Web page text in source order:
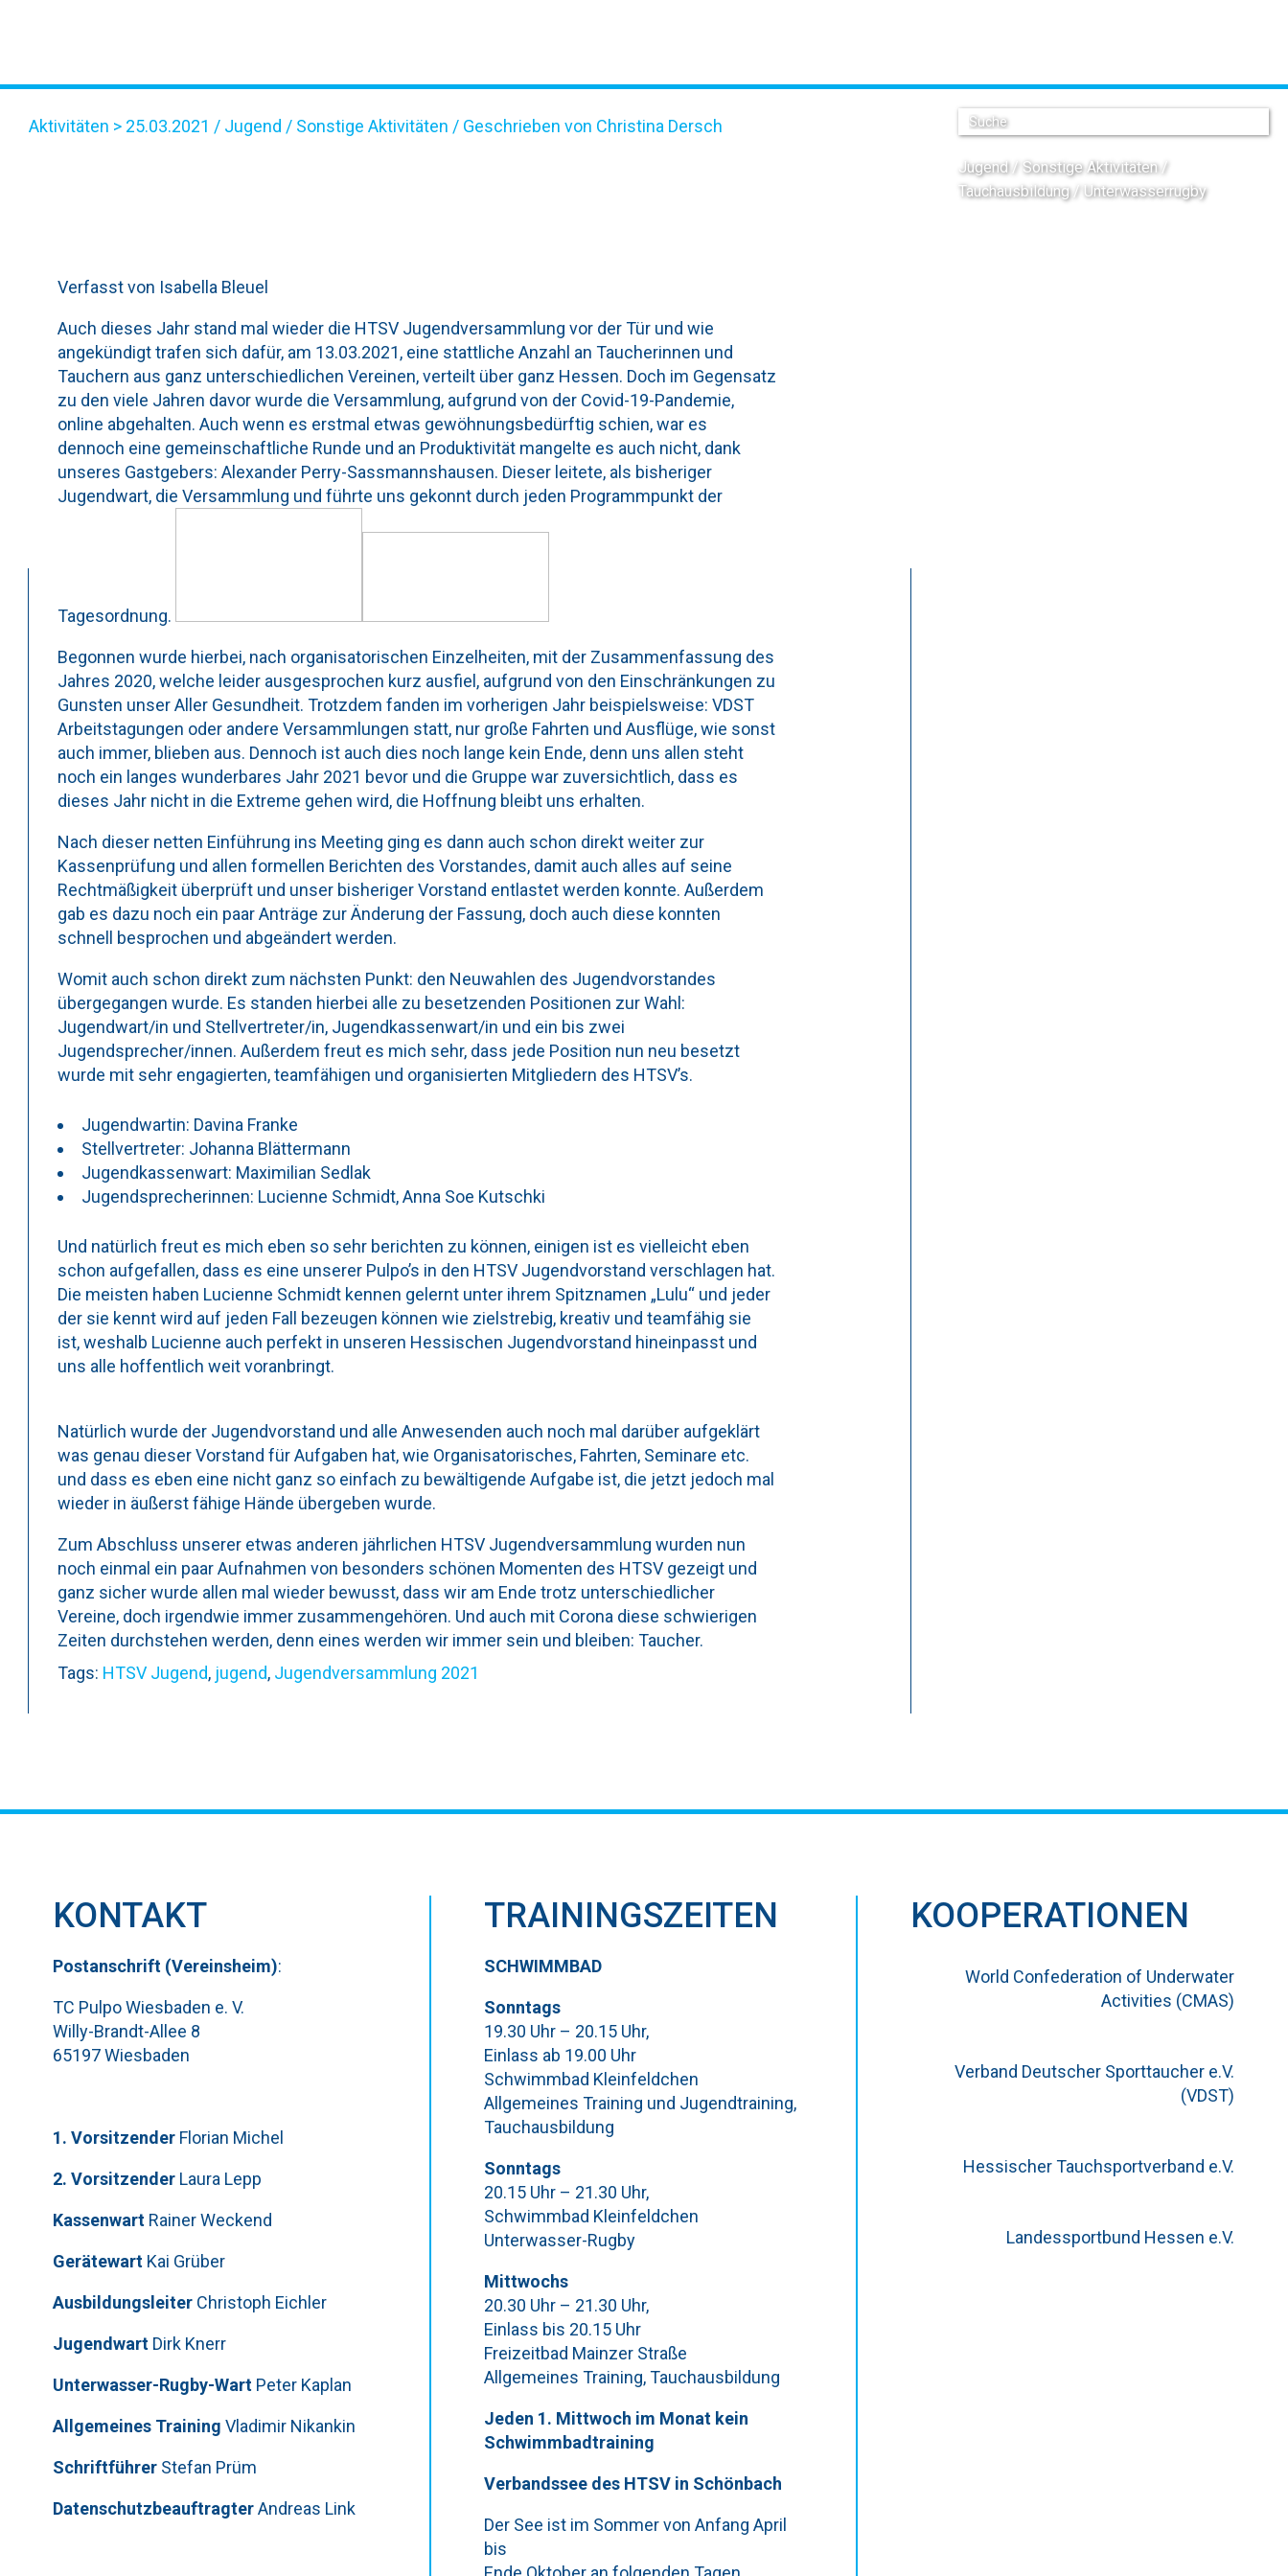
Aktivitäten > 25.03.2021 / Jugend / Sonstige Aktivitäten / Geschrieben von Christina Dersch
Verfasst von Isabella Bleuel
Auch dieses Jahr stand mal wieder die HTSV Jugendversammlung vor der Tür und wie
angekündigt trafen sich dafür, am 13.03.2021, eine stattliche Anzahl an Taucherinnen und
Tauchern aus ganz unterschiedlichen Vereinen, verteilt über ganz Hessen. Doch im Gegensatz
zu den viele Jahren davor wurde die Versammlung, aufgrund von der Covid-19-Pandemie,
online abgehalten. Auch wenn es erstmal etwas gewöhnungsbedürftig schien, war es
dennoch eine gemeinschaftliche Runde und an Produktivität mangelte es auch nicht, dank
unseres Gastgebers: Alexander Perry-Sassmannshausen. Dieser leitete, als bisheriger
Jugendwart, die Versammlung und führte uns gekonnt durch jeden Programmpunkt der
Tagesordnung.
Begonnen wurde hierbei, nach organisatorischen Einzelheiten, mit der Zusammenfassung des
Jahres 2020, welche leider ausgesprochen kurz ausfiel, aufgrund von den Einschränkungen zu
Gunsten unser Aller Gesundheit. Trotzdem fanden im vorherigen Jahr beispielsweise: VDST
Arbeitstagungen oder andere Versammlungen statt, nur große Fahrten und Ausflüge, wie sonst
auch immer, blieben aus. Dennoch ist auch dies noch lange kein Ende, denn uns allen steht
noch ein langes wunderbares Jahr 2021 bevor und die Gruppe war zuversichtlich, dass es
dieses Jahr nicht in die Extreme gehen wird, die Hoffnung bleibt uns erhalten.
Nach dieser netten Einführung ins Meeting ging es dann auch schon direkt weiter zur
Kassenprüfung und allen formellen Berichten des Vorstandes, damit auch alles auf seine
Rechtmäßigkeit überprüft und unser bisheriger Vorstand entlastet werden konnte. Außerdem
gab es dazu noch ein paar Anträge zur Änderung der Fassung, doch auch diese konnten
schnell besprochen und abgeändert werden.
Womit auch schon direkt zum nächsten Punkt: den Neuwahlen des Jugendvorstandes
übergegangen wurde. Es standen hierbei alle zu besetzenden Positionen zur Wahl:
Jugendwart/in und Stellvertreter/in, Jugendkassenwart/in und ein bis zwei
Jugendsprecher/innen. Außerdem freut es mich sehr, dass jede Position nun neu besetzt
wurde mit sehr engagierten, teamfähigen und organisierten Mitgliedern des HTSV’s.
Jugendwartin: Davina Franke
Stellvertreter: Johanna Blättermann
Jugendkassenwart: Maximilian Sedlak
Jugendsprecherinnen: Lucienne Schmidt, Anna Soe Kutschki
Und natürlich freut es mich eben so sehr berichten zu können, einigen ist es vielleicht eben
schon aufgefallen, dass es eine unserer Pulpo’s in den HTSV Jugendvorstand verschlagen hat.
Die meisten haben Lucienne Schmidt kennen gelernt unter ihrem Spitznamen „Lulu“ und jeder
der sie kennt wird auf jeden Fall bezeugen können wie zielstrebig, kreativ und teamfähig sie
ist, weshalb Lucienne auch perfekt in unseren Hessischen Jugendvorstand hineinpasst und
uns alle hoffentlich weit voranbringt.
Natürlich wurde der Jugendvorstand und alle Anwesenden auch noch mal darüber aufgeklärt
was genau dieser Vorstand für Aufgaben hat, wie Organisatorisches, Fahrten, Seminare etc.
und dass es eben eine nicht ganz so einfach zu bewältigende Aufgabe ist, die jetzt jedoch mal
wieder in äußerst fähige Hände übergeben wurde.
Zum Abschluss unserer etwas anderen jährlichen HTSV Jugendversammlung wurden nun
noch einmal ein paar Aufnahmen von besonders schönen Momenten des HTSV gezeigt und
ganz sicher wurde allen mal wieder bewusst, dass wir am Ende trotz unterschiedlicher
Vereine, doch irgendwie immer zusammengehören. Und auch mit Corona diese schwierigen
Zeiten durchstehen werden, denn eines werden wir immer sein und bleiben: Taucher.
Tags: HTSV Jugend, jugend, Jugendversammlung 2021
Jugend
Sonstige Aktivitäten
Tauchausbildung
Unterwasserrugby
KONTAKT
Postanschrift (Vereinsheim):
TC Pulpo Wiesbaden e. V.
Willy-Brandt-Allee 8
65197 Wiesbaden
1. Vorsitzender Florian Michel
Bitte lasse dieses Feld leer.
Bitte beweise, dass du kein Spambot
2. Vorsitzender Laura Lepp
Bitte lasse dieses Feld leer.
Kassenwart Rainer Weckend
Gerätewart Kai Grüber
Telefon: 0179-5300111
Ausbildungsleiter Christoph Eichler
Jugendwart Dirk Knerr
Unterwasser-Rugby-Wart Peter Kaplan
Allgemeines Training Vladimir Nikankin
Schriftführer Stefan Prüm
DatenschutzbeauftragterAndreas Link
TRAININGSZEITEN
SCHWIMMBAD
Sonntags
19.30 Uhr – 20.15 Uhr,
Einlass ab 19.00 Uhr
Schwimmbad Kleinfeldchen
Allgemeines Training und Jugendtraining,
Tauchausbildung
Sonntags
20.15 Uhr – 21.30 Uhr,
Schwimmbad Kleinfeldchen
Unterwasser-Rugby
Mittwochs
20.30 Uhr – 21.30 Uhr,
Einlass bis 20.15 Uhr
Freizeitbad Mainzer Straße
Allgemeines Training, Tauchausbildung
Jeden 1. Mittwoch im Monat kein
Schwimmbadtraining
Verbandssee des HTSV in Schönbach
Der See ist im Sommer von Anfang April
bis
KOOPERATIONEN
World Confederation of Underwater
Activities (CMAS)
Verband Deutscher Sporttaucher e.V.
(VDST)
Hessischer Tauchsportverband e.V.
Landessportbund Hessen e.V.